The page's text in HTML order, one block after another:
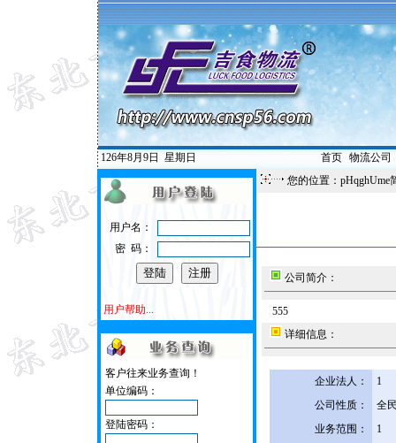
126年8月9日 星期日 首页| 物流公司
用户名：
密 码：
用户帮助...
客户往来业务查询！
单位编码：
登陆密码：
您的位置：pHqghUme
公司简介：
555
详细信息：
企业法人：
1
公司性质：
全
业务范围：
1